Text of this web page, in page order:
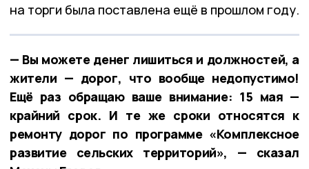
на торги была поставлена ещё в прошлом году.
— Вы можете денег лишиться и должностей, а
жители — дорог, что вообще недопустимо!
Ещё раз обращаю ваше внимание: 15 мая —
крайний срок. И те же сроки относятся к
ремонту дорог по программе «Комплексное
развитие сельских территорий», — сказал